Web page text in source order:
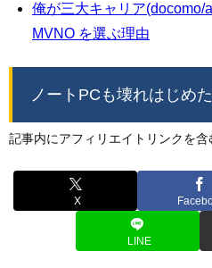
俺が三大キャリア(docomo/
MVNO を選ぶ理由
ノートPCも壊れはじめ
記事内にアフィリエイトリンクを
X
LINE